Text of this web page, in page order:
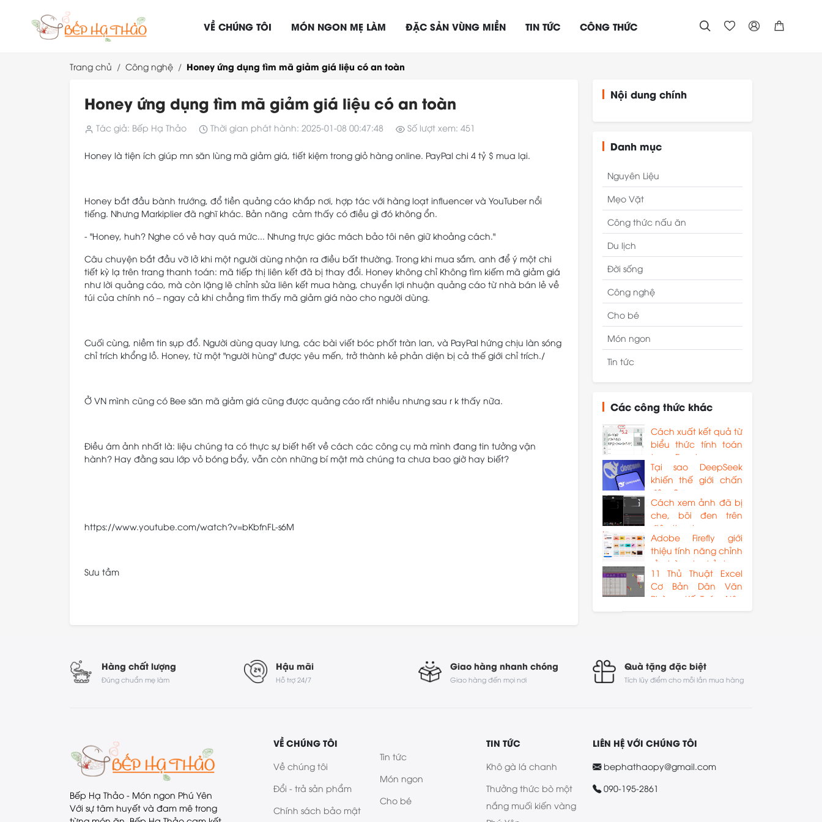
VỀ CHÚNG TÔI MÓN NGON MẸ LÀM ĐẶC SẢN VÙNG MIỀN TIN TỨC CÔNG THỨC    
Trang chủ Công nghệ Honey ứng dụng tìm mã giảm giá liệu có an toàn
Honey ứng dụng tìm mã giảm giá liệu có an toàn
Tác giả: Bếp Hạ Thảo Thời gian phát hành: 2025-01-08 00:47:48 Số lượt xem: 451
Honey là tiện ích giúp mn săn lùng mã giảm giá, tiết kiệm trong giỏ hàng online. PayPal chi 4 tỷ $ mua lại.
Honey bắt đầu bành trướng, đổ tiền quảng cáo khắp nơi, hợp tác với hàng loạt influencer và YouTuber nổi
tiếng. Nhưng Markiplier đã nghĩ khác. Bản năng cảm thấy có điều gì đó không ổn.
- "Honey, huh? Nghe có vẻ hay quá mức... Nhưng trực giác mách bảo tôi nên giữ khoảng cách."
Câu chuyện bắt đầu vỡ lở khi một người dùng nhận ra điều bất thường. Trong khi mua sắm, anh để ý một chi
tiết kỳ lạ trên trang thanh toán: mã tiếp thị liên kết đã bị thay đổi. Honey không chỉ Không tìm kiếm mã giảm giá
như lời quảng cáo, mà còn lặng lẽ chỉnh sửa liên kết mua hàng, chuyển lợi nhuận quảng cáo từ nhà bán lẻ về
túi của chính nó – ngay cả khi chẳng tìm thấy mã giảm giá nào cho người dùng.
Cuối cùng, niềm tin sụp đổ. Người dùng quay lưng, các bài viết bóc phốt tràn lan, và PayPal hứng chịu làn sóng
chỉ trích khổng lồ. Honey, từ một "người hùng" được yêu mến, trở thành kẻ phản diện bị cả thế giới chỉ trích./
Ở VN mình cũng có Bee săn mã giảm giá cũng được quảng cáo rất nhiều nhưng sau r k thấy nữa.
Điều ám ảnh nhất là: liệu chúng ta có thực sự biết hết về cách các công cụ mà mình đang tin tưởng vận
hành? Hay đằng sau lớp vỏ bóng bẩy, vẫn còn những bí mật mà chúng ta chưa bao giờ hay biết?
https://www.youtube.com/watch?v=bKbfnFL-s6M
Sưu tầm
Nội dung chính
Danh mục
Nguyên Liệu
Mẹo Vặt
Công thức nấu ăn
Du lịch
Đời sống
Công nghệ
Cho bé
Món ngon
Tin tức
Các công thức khác
Cách xuất kết quả từ
biểu thức tính toán
trong Excel
Tại sao DeepSeek
khiến thế giới chấn
động?
Cách xem ảnh đã bị
che, bôi đen trên
điện thoại
Adobe Firefly giới
thiệu tính năng chỉnh
sửa hàng loạt ảnh
11 Thủ Thuật Excel
Cơ Bản Dân Văn
Phòng, Kế Toán Nên
Hàng chất lượng
Đúng chuẩn mẹ làm
Hậu mãi
Hỗ trợ 24/7
Giao hàng nhanh chóng
Giao hàng đến mọi nơi
Quà tặng đặc biệt
Tích lũy điểm cho mỗi lần mua hàng
Bếp Hạ Thảo - Món ngon Phú Yên
Với sự tâm huyết và đam mê trong
VỀ CHÚNG TÔI
Về chúng tôi
Đổi - trả sản phẩm
Chính sách bảo mật
Tin tức
Món ngon
Cho bé
TIN TỨC
Khô gà lá chanh
Thưởng thức bò một
nắng muối kiến vàng
LIÊN HỆ VỚI CHÚNG TÔI
bephathaopy@gmail.com
090-195-2861